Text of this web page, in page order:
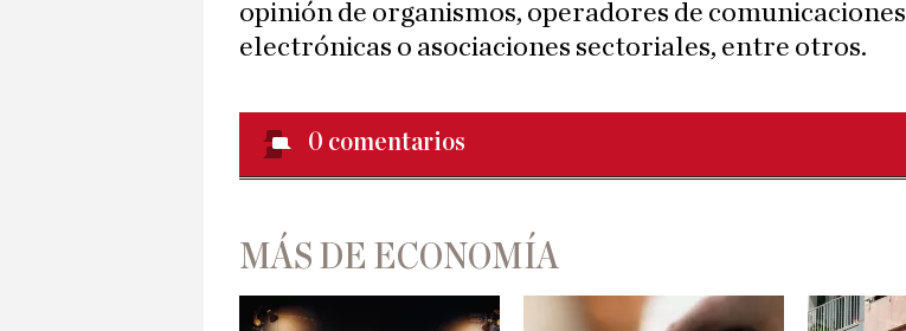
opinión de organismos, operadores de comunicaciones
electrónicas o asociaciones sectoriales, entre otros.
0 comentarios
MÁS DE ECONOMÍA